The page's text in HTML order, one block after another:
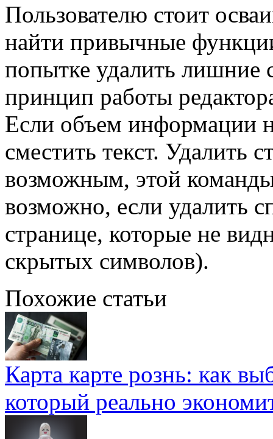
Пользователю стоит
найти привычные
попытке удалить лишние
принцип работы
Если объем информации
сместить текст. Удалить
возможным, этой
возможно, если удалить
странице, которые не
скрытых символов).
Похожие статьи
Карта карте рознь: как
который реально